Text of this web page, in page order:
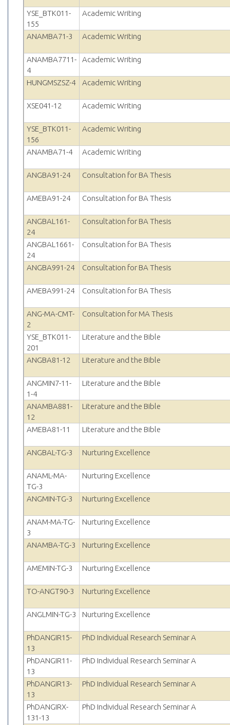
YSE_BTK011-
155
Academic Writing
ANAMBA71-3 Academic Writing
ANAMBA7711-
4
Academic Writing
HUNGMSZSZ-4 Academic Writing
XSE041-12 Academic Writing
YSE_BTK011-
156
Academic Writing
ANAMBA71-4 Academic Writing
ANGBA91-24 Consultation for BA Thesis
AMEBA91-24 Consultation for BA Thesis
ANGBAL161-
24
Consultation for BA Thesis
ANGBAL1661-
24
Consultation for BA Thesis
ANGBA991-24 Consultation for BA Thesis
AMEBA991-24 Consultation for BA Thesis
ANG-MA-CMT-
2
Consultation for MA Thesis
YSE_BTK011-
201
Literature and the Bible
ANGBA81-12 Literature and the Bible
ANGMIN7-11-
1-4
Literature and the Bible
ANAMBA881-
12
Literature and the Bible
AMEBA81-11 Literature and the Bible
ANGBAL-TG-3 Nurturing Excellence
ANAML-MA-
TG-3
Nurturing Excellence
ANGMIN-TG-3 Nurturing Excellence
ANAM-MA-TG-
3
Nurturing Excellence
ANAMBA-TG-3 Nurturing Excellence
AMEMIN-TG-3 Nurturing Excellence
TO-ANGT90-3 Nurturing Excellence
ANGLMIN-TG-3 Nurturing Excellence
PhDANGIR15-
13
PhD Individual Research Seminar A
PhDANGIR11-
13
PhD Individual Research Seminar A
PhDANGIR13-
13
PhD Individual Research Seminar A
PhDANGIRX-
131-13
PhD Individual Research Seminar A